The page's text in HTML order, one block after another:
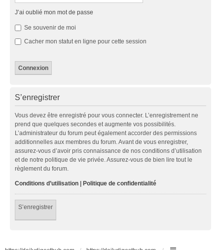
J’ai oublié mon mot de passe
Se souvenir de moi
Cacher mon statut en ligne pour cette session
S’enregistrer
Vous devez être enregistré pour vous connecter. L’enregistrement ne
prend que quelques secondes et augmente vos possibilités.
L’administrateur du forum peut également accorder des permissions
additionnelles aux membres du forum. Avant de vous enregistrer,
assurez-vous d’avoir pris connaissance de nos conditions d’utilisation
et de notre politique de vie privée. Assurez-vous de bien lire tout le
règlement du forum.
Conditions d’utilisation Politique de confidentialité
S’enregistrer